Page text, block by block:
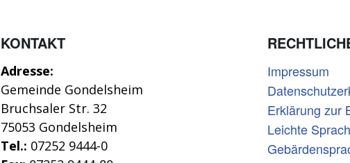
KONTAKT
Adresse:
Gemeinde Gondelsheim
Bruchsaler Str. 32
75053 Gondelsheim
Tel.: 07252 9444-0
Impressum
Erklärung zur
Leichte